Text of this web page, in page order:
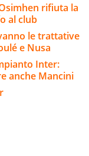
rifiuta la
al club
le trattative
e Nusa
Inter:
anche Mancini